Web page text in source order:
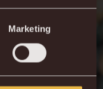
Marketing